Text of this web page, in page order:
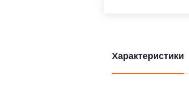
Характеристики